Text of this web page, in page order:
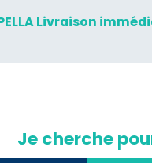
Livraison
Je cherche